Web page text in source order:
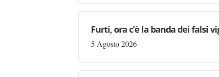
Furti, ora c’è la banda dei falsi
5 Agosto 2026